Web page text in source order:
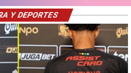
Y DEPORTES